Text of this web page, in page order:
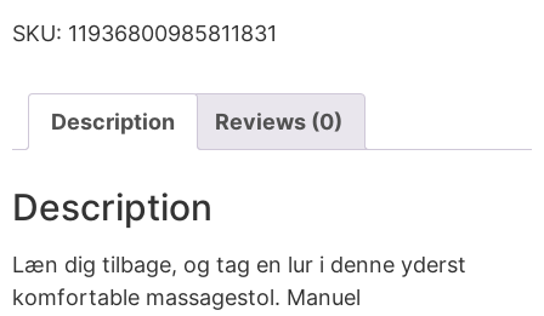
SKU: 11936800985811831
Description Reviews (0)
Description
Læn dig tilbage, og tag en lur i denne yderst
komfortable massagestol. Manuel